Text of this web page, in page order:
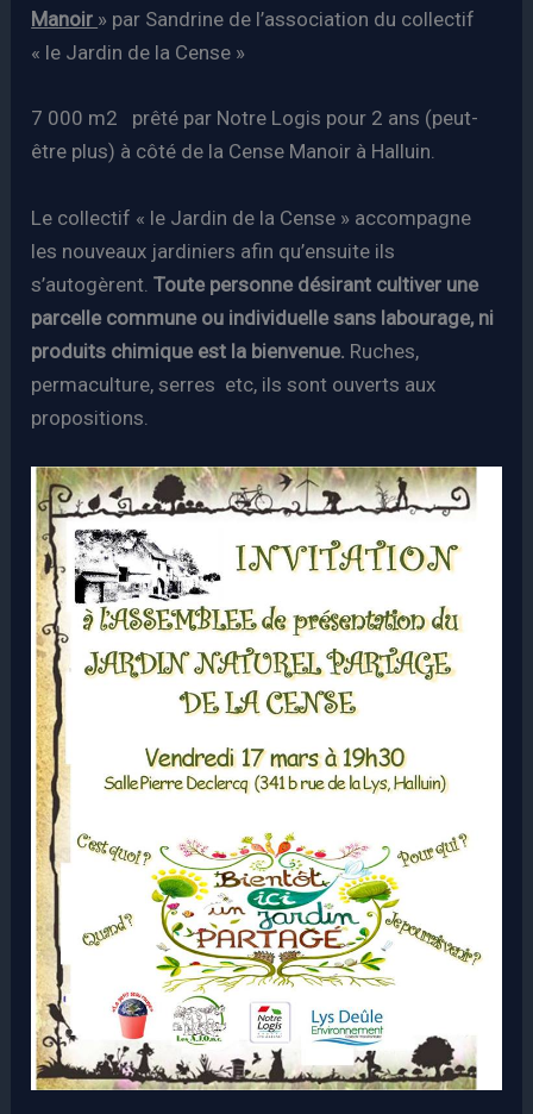
Manoir » par Sandrine de l’association du collectif
« le Jardin de la Cense »
7 000 m2 prêté par Notre Logis pour 2 ans (peut-
être plus) à côté de la Cense Manoir à Halluin.
Le collectif « le Jardin de la Cense » accompagne
les nouveaux jardiniers afin qu’ensuite ils
s’autogèrent.Toute personne désirant cultiver une
parcelle commune ou individuelle sans labourage, ni
produits chimique est la bienvenue. Ruches,
permaculture, serres etc, ils sont ouverts aux
propositions.